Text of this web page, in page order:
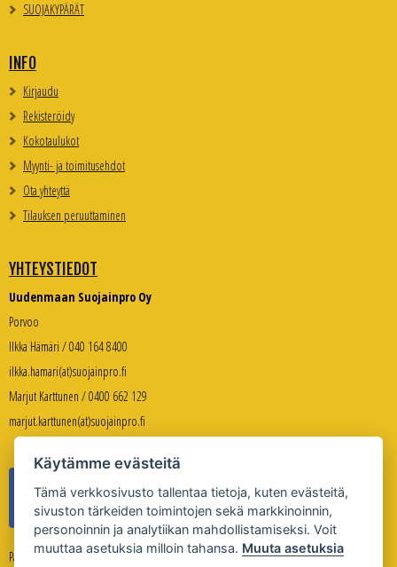
SUOJAKYPÄRÄT
INFO
Kirjaudu
Rekisteröidy
Kokotaulukot
Myynti- ja toimitusehdot
Ota yhteyttä
Tilauksen peruuttaminen
YHTEYSTIEDOT
Uudenmaan Suojainpro Oy
Porvoo
Ilkka Hämäri / 040 164 8400
ilkka.hamari(at)suojainpro.fi
Marjut Karttunen / 0400 662 129
marjut.karttunen(at)suojainpro.fi
Palveleva verkkokauppa:
Käytämme evästeitä
Tämä verkkosivusto tallentaa tietoja, kuten evästeitä,
sivuston tärkeiden toimintojen sekä markkinoinnin,
personoinnin ja analytiikan mahdollistamiseksi. Voit
muuttaa asetuksia milloin tahansa. Muuta asetuksia